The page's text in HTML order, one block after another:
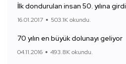
İlk dondurulan insan 50. yılına girdi
16.01.2017 503.1K okundu.
70 yılın en büyük dolunayı geliyor
04.11.2016 493.8K okundu.